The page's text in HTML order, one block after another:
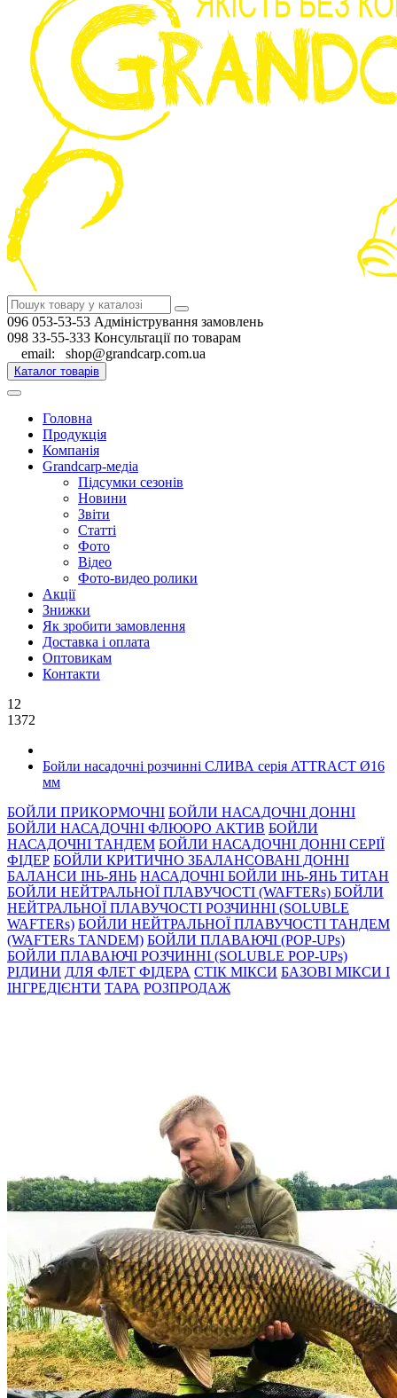
096 053-53-53 Адміністрування замовлень
098 33-55-333 Консультації по товарам
email: shop@grandcarp.com.ua
Каталог товарів
Головна
Продукція
Компанія
Grandcarp-медіа
Підсумки сезонів
Новини
Звіти
Статті
Фото
Відео
Фото-видео ролики
Акції
Знижки
Як зробити замовлення
Доставка і оплата
Оптовикам
Контакти
12
1372
Бойли насадочні розчинні СЛИВА серiя ATTRACT Ø16
мм
БОЙЛИ ПРИКОРМОЧНI БОЙЛИ НАСАДОЧНI ДОННI
БОЙЛИ НАСАДОЧНІ ФЛЮОРО АКТИВ БОЙЛИ
НАСАДОЧНІ ТАНДЕМ БОЙЛИ НАСАДОЧНI ДОННI СЕРIÏ
ФIДЕР БОЙЛИ КРИТИЧНО ЗБАЛАНСОВАНІ ДОННІ
БАЛАНСИ ІНЬ-ЯНЬ НАСАДОЧНІ БОЙЛИ ІНЬ-ЯНЬ ТИТАН
БОЙЛИ НЕЙТРАЛЬНОÏ ПЛАВУЧОСТI (WAFTERs) БОЙЛИ
НЕЙТРАЛЬНОЇ ПЛАВУЧОСТІ РОЗЧИННІ (SOLUBLE
WAFTERs) БОЙЛИ НЕЙТРАЛЬНОЇ ПЛАВУЧОСТІ ТАНДЕМ
(WAFTERs TANDEM) БОЙЛИ ПЛАВАЮЧІ (POP-UPs)
БОЙЛИ ПЛАВАЮЧI РОЗЧИННI (SOLUBLE POP-UPs)
РIДИНИ ДЛЯ ФЛЕТ ФІДЕРА СТIК МIКСИ БАЗОВІ МІКСИ І
ІНГРЕДІЄНТИ ТАРА РОЗПРОДАЖ